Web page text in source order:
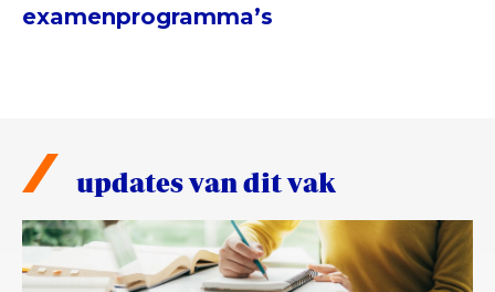
examenprogramma’s
updates van dit vak